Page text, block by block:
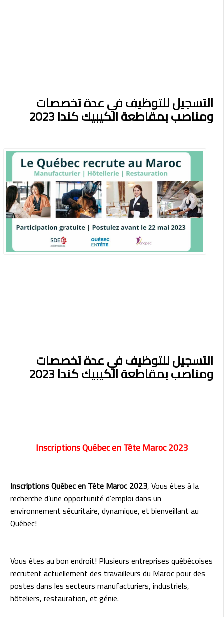
التسجيل للتوظيف في عدة تخصصات
ومناصب بمقاطعة الكيبيك كندا 2023
التسجيل للتوظيف في عدة تخصصات
ومناصب بمقاطعة الكيبيك كندا 2023
Inscriptions Québec en Tête Maroc 2023
Inscriptions Québec en Tête Maroc 2023, Vous êtes à la
recherche d’une opportunité d’emploi dans un
environnement sécuritaire, dynamique, et bienveillant au
Québec!
Vous êtes au bon endroit! Plusieurs entreprises québécoises
recrutent actuellement des travailleurs du Maroc pour des
postes dans les secteurs manufacturiers, industriels,
hôteliers, restauration, et génie.